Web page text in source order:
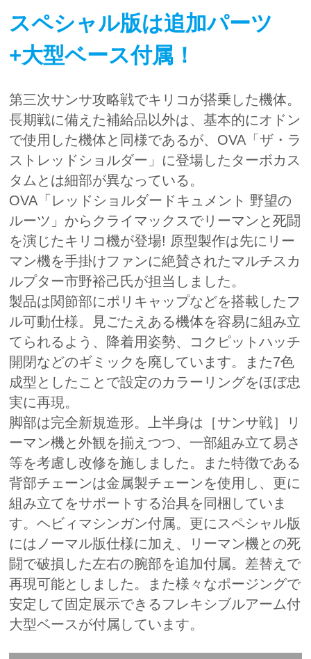
スペシャル版は追加パーツ
+大型ベース付属！
第三次サンサ攻略戦でキリコが搭乗した機体。
長期戦に備えた補給品以外は、基本的にオドン
で使用した機体と同様であるが、OVA「ザ・ラ
ストレッドショルダー」に登場したターボカス
タムとは細部が異なっている。
OVA「レッドショルダードキュメント 野望の
ルーツ」からクライマックスでリーマンと死闘
を演じたキリコ機が登場! 原型製作は先にリー
マン機を手掛けファンに絶賛されたマルチスカ
ルプター市野裕己氏が担当しました。
製品は関節部にポリキャップなどを搭載したフ
ル可動仕様。見ごたえある機体を容易に組み立
てられるよう、降着用姿勢、コクピットハッチ
開閉などのギミックを廃しています。また7色
成型としたことで設定のカラーリングをほぼ忠
実に再現。
脚部は完全新規造形。上半身は［サンサ戦］リ
ーマン機と外観を揃えつつ、一部組み立て易さ
等を考慮し改修を施しました。また特徴である
背部チェーンは金属製チェーンを使用し、更に
組み立てをサポートする治具を同梱していま
す。ヘビィマシンガン付属。更にスペシャル版
にはノーマル版仕様に加え、リーマン機との死
闘で破損した左右の腕部を追加付属。差替えで
再現可能としました。また様々なポージングで
安定して固定展示できるフレキシブルアーム付
大型ベースが付属しています。